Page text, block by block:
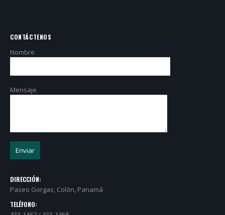
CONTÁCTENOS
Nombre
Mensaje
DIRECCIÓN:
Paseo Gorgas, Colón, Panamá
TELÉFONO: